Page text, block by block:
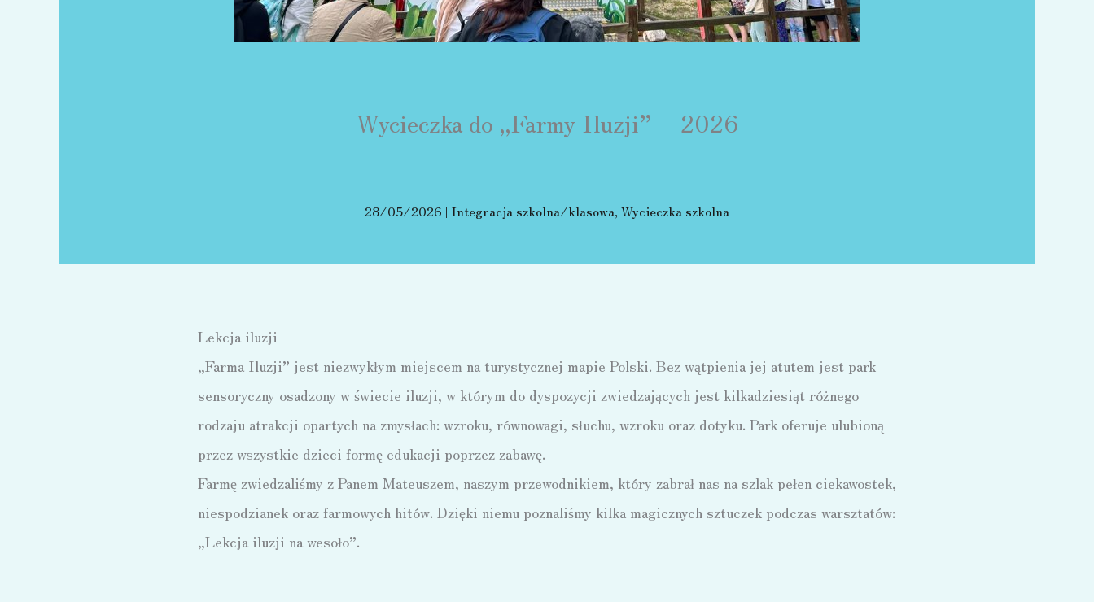
Wycieczka do „Farmy Iluzji” – 2026
28/05/2026 | Integracja szkolna/klasowa,Wycieczka szkolna
Lekcja iluzji
„Farma Iluzji” jest niezwykłym miejscem na turystycznej mapie Polski. Bez wątpienia jej atutem jest park
sensoryczny osadzony w świecie iluzji, w którym do dyspozycji zwiedzających jest kilkadziesiąt różnego
rodzaju atrakcji opartych na zmysłach: wzroku, równowagi, słuchu, wzroku oraz dotyku. Park oferuje ulubioną
przez wszystkie dzieci formę edukacji poprzez zabawę.
Farmę zwiedzaliśmy z Panem Mateuszem, naszym przewodnikiem, który zabrał nas na szlak pełen ciekawostek,
niespodzianek oraz farmowych hitów. Dzięki niemu poznaliśmy kilka magicznych sztuczek podczas warsztatów:
„Lekcja iluzji na wesoło”.